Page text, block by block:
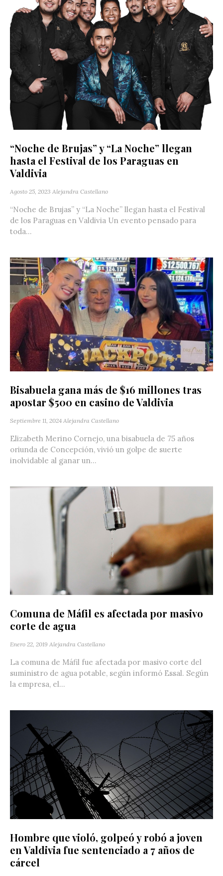
“Noche de Brujas” y “La Noche” llegan
hasta el Festival de los Paraguas en
Valdivia
Agosto 25, 2023 Alejandra Castellano
“Noche de Brujas” y “La Noche” llegan hasta el Festival
de los Paraguas en Valdivia Un evento pensado para
toda...
Bisabuela gana más de $16 millones tras
apostar $500 en casino de Valdivia
Septiembre 11, 2024 Alejandra Castellano
Elizabeth Merino Cornejo, una bisabuela de 75 años
oriunda de Concepción, vivió un golpe de suerte
inolvidable al ganar un...
Comuna de Máfil es afectada por masivo
corte de agua
Enero 22, 2019 Alejandra Castellano
La comuna de Máfil fue afectada por masivo corte del
suministro de agua potable, según informó Essal. Según
la empresa, el...
Hombre que violó, golpeó y robó a joven
en Valdivia fue sentenciado a 7 años de
cárcel